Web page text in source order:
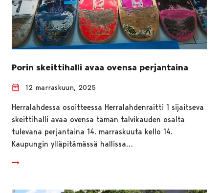
Porin skeittihalli avaa ovensa perjantaina
12 marraskuun, 2025
Herralahdessa osoitteessa Herralahdenraitti 1 sijaitseva
skeittihalli avaa ovensa tämän talvikauden osalta
tulevana perjantaina 14. marraskuuta kello 14.
Kaupungin ylläpitämässä hallissa…